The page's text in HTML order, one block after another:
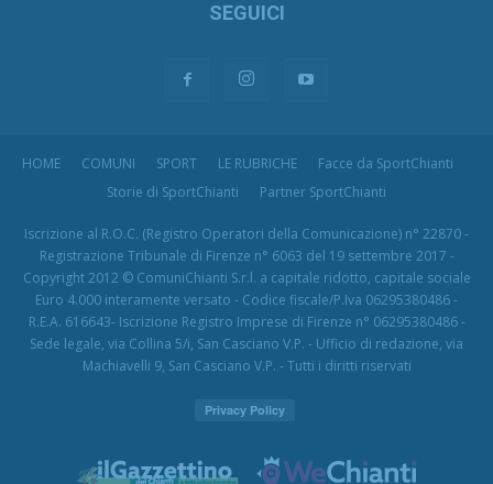
SEGUICI
HOME COMUNI SPORT LE RUBRICHE
Facce da SportChianti
Storie di SportChianti
Partner SportChianti
Iscrizione al R.O.C. (Registro Operatori della Comunicazione) n° 22870 -
Registrazione Tribunale di Firenze n° 6063 del 19 settembre 2017 -
Copyright 2012 © ComuniChianti S.r.l. a capitale ridotto, capitale sociale
Euro 4.000 interamente versato - Codice fiscale/P.Iva 06295380486 -
R.E.A. 616643- Iscrizione Registro Imprese di Firenze n° 06295380486 -
Sede legale, via Collina 5/i, San Casciano V.P. - Ufficio di redazione, via
Machiavelli 9, San Casciano V.P. - Tutti i diritti riservati